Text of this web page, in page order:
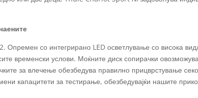
со интегрирано LED осветлување со висока
временски услови. Моќните диск сопирачки
за влечење обезбедува правилно прицврстување
капацитети за тестирање, обезбедувајќи нашите